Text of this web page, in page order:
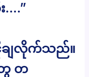
….”
ချလိုက်သည်။
တ